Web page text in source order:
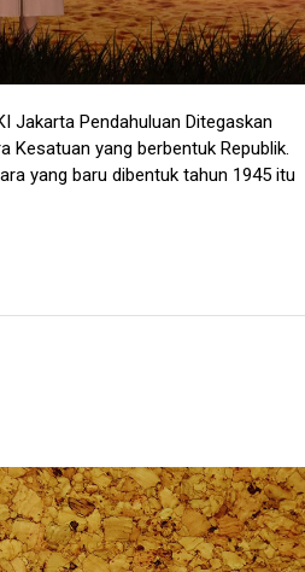
Jakarta Pendahuluan Ditegaskan
Kesatuan yang berbentuk Republik.
yang baru dibentuk tahun 1945 itu